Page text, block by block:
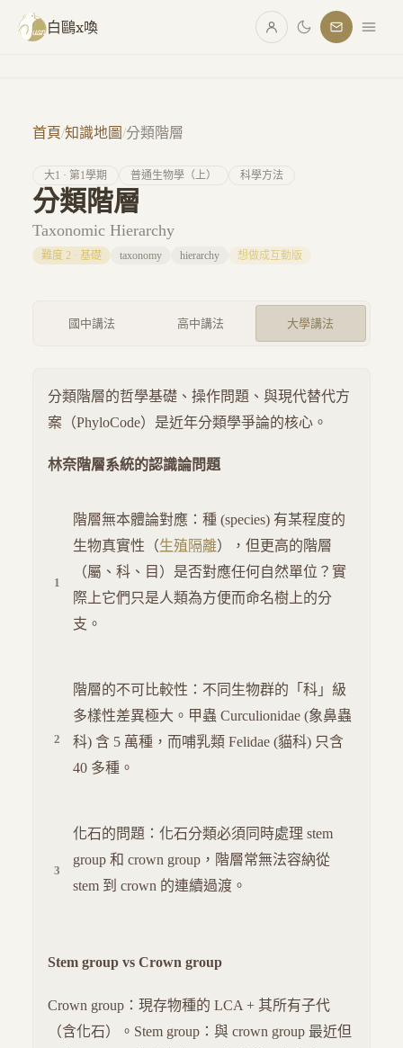
跳至主要內容
白鷗x喚
首頁/知識地圖/分類階層
大1 · 第1學期 普通生物學（上） 科學方法
分類階層
Taxonomic Hierarchy
難度 2 · 基礎 taxonomy hierarchy 想做成互動版
國中講法 高中講法 大學講法
分類階層的哲學基礎、操作問題、與現代替代方
案（PhyloCode）是近年分類學爭論的核心。
林奈階層系統的認識論問題
階層無本體論對應：種 (species) 有某程度的
生物真實性（生殖隔離），但更高的階層
（屬、科、目）是否對應任何自然單位？實
際上它們只是人類為方便而命名樹上的分
支。
階層的不可比較性：不同生物群的「科」級
多樣性差異極大。甲蟲 Curculionidae (象鼻蟲
科) 含 5 萬種，而哺乳類 Felidae (貓科) 只含
40 多種。
化石的問題：化石分類必須同時處理 stem
group 和 crown group，階層常無法容納從
stem 到 crown 的連續過渡。
Stem group vs Crown group
Crown group：現存物種的 LCA + 其所有子代
（含化石）。Stem group：與 crown group 最近但